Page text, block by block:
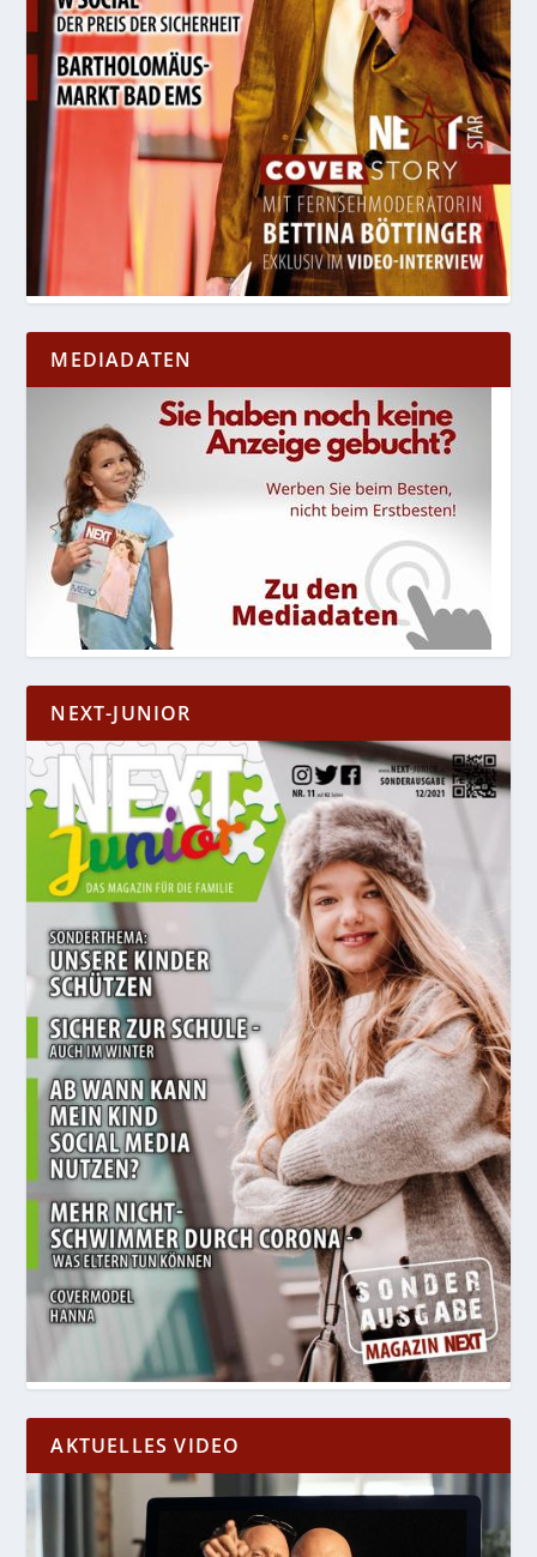
MEDIADATEN
NEXT-JUNIOR
AKTUELLES VIDEO